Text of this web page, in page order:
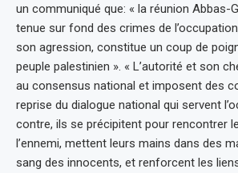
un communiqué que: « la réunion Abbas-
tenue sur fond des crimes de
son agression, constitue un coup de
peuple palestinien ». « L’autorité et son
au consensus national et imposent des
reprise du dialogue national qui servent
contre, ils se précipitent pour rencontrer
l’ennemi, mettent leurs mains dans des
sang des innocents, et renforcent les